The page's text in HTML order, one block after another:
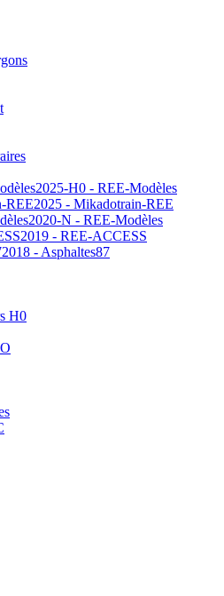
2025-H0 - REE-Modèles
2025 - Mikadotrain-REE
2020-N - REE-Modèles
2019 - REE-ACCESS
2018 - Asphaltes87
H0